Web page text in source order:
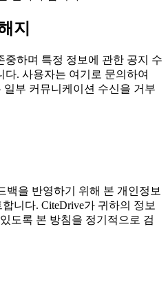
지
중하며 특정 정보에 관한 공지 수
. 사용자는 여기로 문의하여
일부 커뮤니케이션 수신을 거부
백을 반영하기 위해 본 개인정보
니다. CiteDrive가 귀하의 정보
도록 본 방침을 정기적으로 검